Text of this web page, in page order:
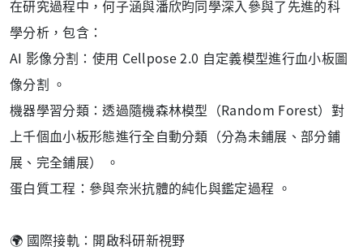
在研究過程中，何子涵與潘欣昀同學深入參與了先進的科
學分析，包含：
AI 影像分割：使用 Cellpose 2.0 自定義模型進行血小板圖
像分割 。
機器學習分類：透過隨機森林模型（Random Forest）對
上千個血小板形態進行全自動分類（分為未鋪展、部分鋪
展、完全鋪展） 。
蛋白質工程：參與奈米抗體的純化與鑑定過程 。
🌍 國際接軌：開啟科研新視野